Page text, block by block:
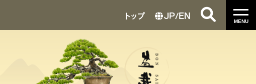
MENU
トップ JP/EN